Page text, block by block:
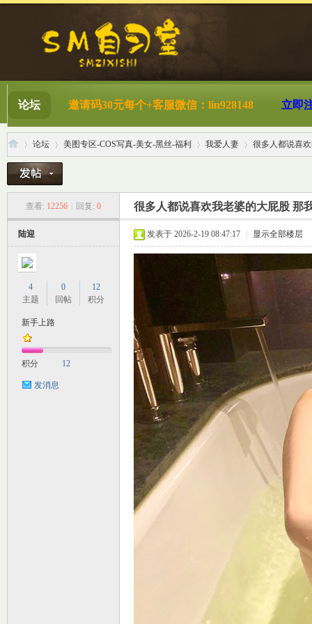
论坛 邀请码30元每个+客服微信：lin928148 立即
论坛
›
美图专区-COS写真-美女-黑丝-福利
›
我爱人妻
›
很多人都说喜
查看: 12256 回复: 0 很多人都说喜欢我老婆的大屁股 那
陆迎
4
主题
0
回帖
12
积分
新手上路
积分 12
发消息
发表于 2026-2-19 08:47:17 显示全部楼层